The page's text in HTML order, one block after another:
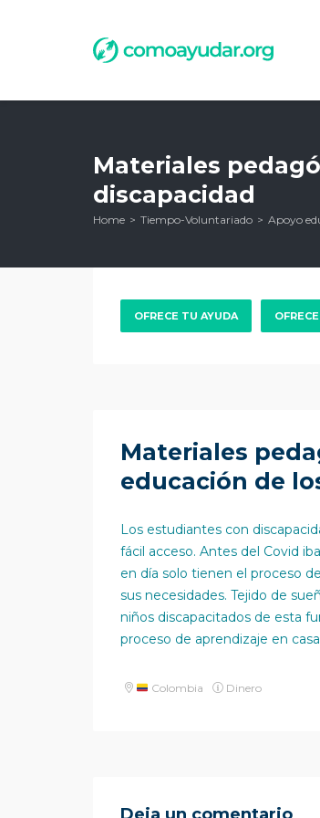
Materiales
discapacidad
Home Tiempo-Voluntariado Apoyo
OFRECE TU AYUDA
Materiales
educación de
Los estudiantes con
fácil acceso. Antes del Covid
en día solo tienen el proceso
sus necesidades. Tejido de
niños discapacitados de esta
proceso de aprendizaje en casa
Colombia Dinero